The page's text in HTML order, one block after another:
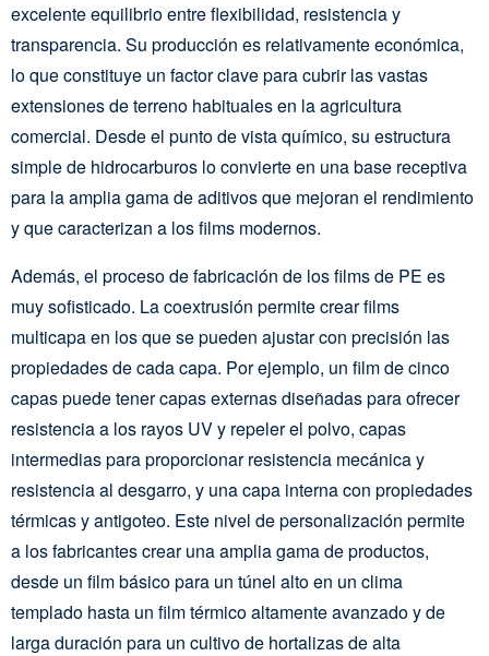
excelente equilibrio entre flexibilidad, resistencia y
transparencia. Su producción es relativamente económica,
lo que constituye un factor clave para cubrir las vastas
extensiones de terreno habituales en la agricultura
comercial. Desde el punto de vista químico, su estructura
simple de hidrocarburos lo convierte en una base receptiva
para la amplia gama de aditivos que mejoran el rendimiento
y que caracterizan a los films modernos.
Además, el proceso de fabricación de los films de PE es
muy sofisticado. La coextrusión permite crear films
multicapa en los que se pueden ajustar con precisión las
propiedades de cada capa. Por ejemplo, un film de cinco
capas puede tener capas externas diseñadas para ofrecer
resistencia a los rayos UV y repeler el polvo, capas
intermedias para proporcionar resistencia mecánica y
resistencia al desgarro, y una capa interna con propiedades
térmicas y antigoteo. Este nivel de personalización permite
a los fabricantes crear una amplia gama de productos,
desde un film básico para un túnel alto en un clima
templado hasta un film térmico altamente avanzado y de
larga duración para un cultivo de hortalizas de alta